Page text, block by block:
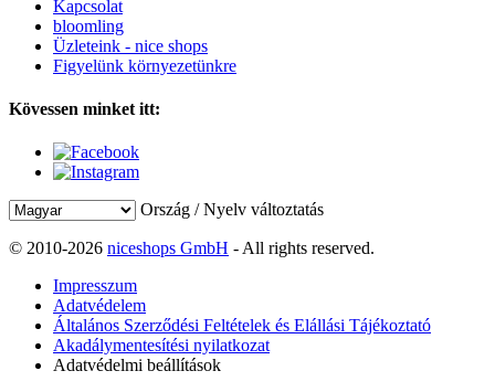
Kapcsolat
bloomling
Üzleteink - nice shops
Figyelünk környezetünkre
Kövessen minket itt:
Ország / Nyelv változtatás
© 2010-2026 niceshops GmbH - All rights reserved.
Impresszum
Adatvédelem
Általános Szerződési Feltételek és Elállási Tájékoztató
Akadálymentesítési nyilatkozat
Adatvédelmi beállítások